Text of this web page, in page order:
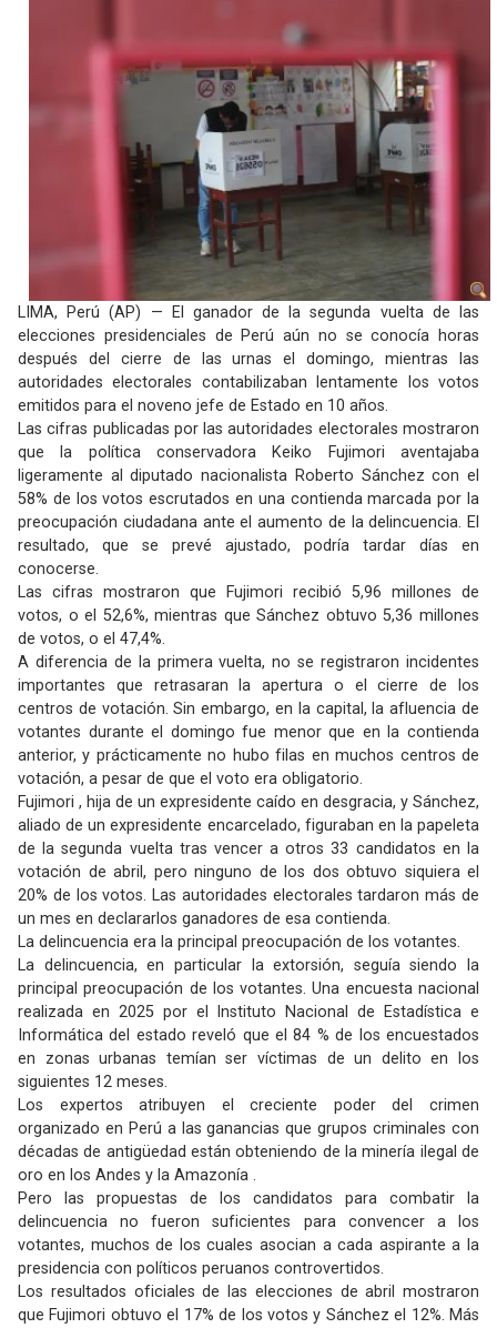
LIMA, Perú (AP) — El ganador de la segunda vuelta de las
elecciones presidenciales de Perú aún no se conocía horas
después del cierre de las urnas el domingo, mientras las
autoridades electorales contabilizaban lentamente los votos
emitidos para el noveno jefe de Estado en 10 años.
Las cifras publicadas por las autoridades electorales mostraron
que la política conservadora Keiko Fujimori aventajaba
ligeramente al diputado nacionalista Roberto Sánchez con el
58% de los votos escrutados en una contienda marcada por la
preocupación ciudadana ante el aumento de la delincuencia. El
resultado, que se prevé ajustado, podría tardar días en
conocerse.
Las cifras mostraron que Fujimori recibió 5,96 millones de
votos, o el 52,6%, mientras que Sánchez obtuvo 5,36 millones
de votos, o el 47,4%.
A diferencia de la primera vuelta, no se registraron incidentes
importantes que retrasaran la apertura o el cierre de los
centros de votación. Sin embargo, en la capital, la afluencia de
votantes durante el domingo fue menor que en la contienda
anterior, y prácticamente no hubo filas en muchos centros de
votación, a pesar de que el voto era obligatorio.
Fujimori , hija de un expresidente caído en desgracia, y Sánchez,
aliado de un expresidente encarcelado, figuraban en la papeleta
de la segunda vuelta tras vencer a otros 33 candidatos en la
votación de abril, pero ninguno de los dos obtuvo siquiera el
20% de los votos. Las autoridades electorales tardaron más de
un mes en declararlos ganadores de esa contienda.
La delincuencia era la principal preocupación de los votantes.
La delincuencia, en particular la extorsión, seguía siendo la
principal preocupación de los votantes. Una encuesta nacional
realizada en 2025 por el Instituto Nacional de Estadística e
Informática del estado reveló que el 84 % de los encuestados
en zonas urbanas temían ser víctimas de un delito en los
siguientes 12 meses.
Los expertos atribuyen el creciente poder del crimen
organizado en Perú a las ganancias que grupos criminales con
décadas de antigüedad están obteniendo de la minería ilegal de
oro en los Andes y la Amazonía .
Pero las propuestas de los candidatos para combatir la
delincuencia no fueron suficientes para convencer a los
votantes, muchos de los cuales asocian a cada aspirante a la
presidencia con políticos peruanos controvertidos.
Los resultados oficiales de las elecciones de abril mostraron
que Fujimori obtuvo el 17% de los votos y Sánchez el 12%. Más